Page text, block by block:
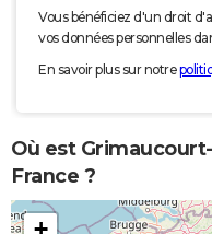
Vous bénéficiez d'un droit
vos données personnelles
En savoir plus sur notre
Où est
France ?